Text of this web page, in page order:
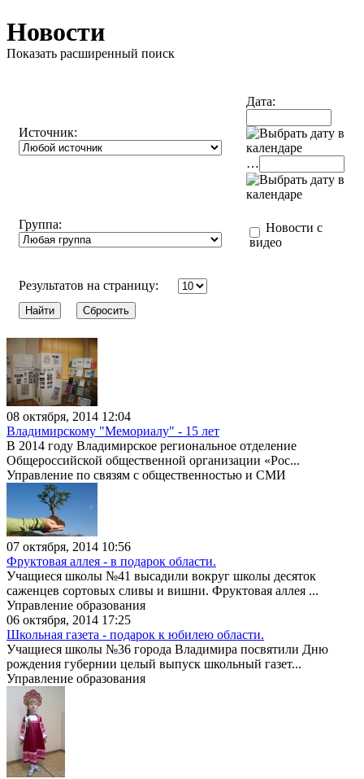
Новости
Показать расширенный поиск
Источник:
Дата:
…
Группа:
Новости с
видео
Результатов на страницу:
08 октября, 2014 12:04
Владимирскому "Мемориалу" - 15 лет
В 2014 году Владимирское региональное отделение
Общероссийской общественной организации «Рос...
Управление по связям с общественностью и СМИ
07 октября, 2014 10:56
Фруктовая аллея - в подарок области.
Учащиеся школы №41 высадили вокруг школы десяток
саженцев сортовых сливы и вишни. Фруктовая аллея ...
Управление образования
06 октября, 2014 17:25
Школьная газета - подарок к юбилею области.
Учащиеся школы №36 города Владимира посвятили Дню
рождения губернии целый выпуск школьный газет...
Управление образования